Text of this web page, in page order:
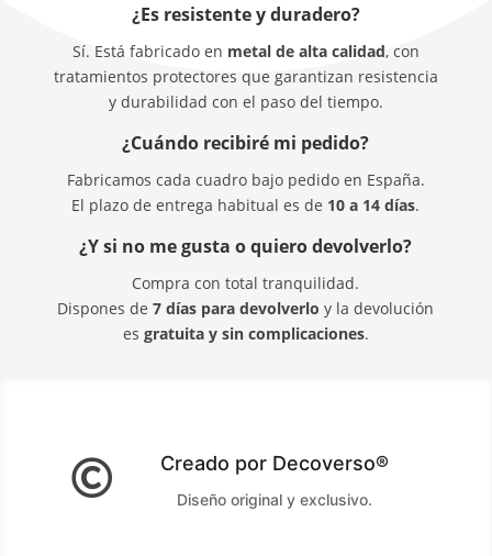
¿Es resistente y duradero?
Sí. Está fabricado en metal de alta calidad, con
tratamientos protectores que garantizan resistencia
y durabilidad con el paso del tiempo.
¿Cuándo recibiré mi pedido?
Fabricamos cada cuadro bajo pedido en España.
El plazo de entrega habitual es de 10 a 14 días.
¿Y si no me gusta o quiero devolverlo?
Compra con total tranquilidad.
Dispones de7 días para devolverlo y la devolución
es gratuita y sin complicaciones.
 Creado por Decoverso®
Diseño original y exclusivo.